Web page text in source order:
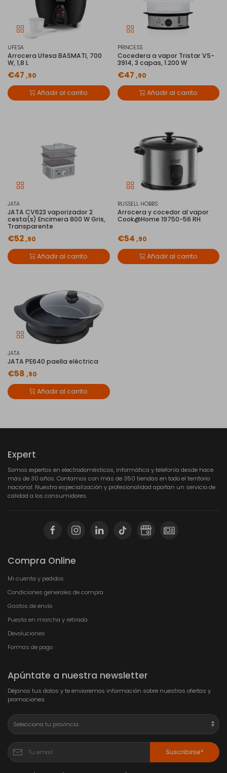
UFESA
Arrocera Ufesa BASMATI, 700
W, 1,8 L
€47 ,90
Añadir al carrito
PRINCESS
Cocedera a vapor Tristar VS-
3914, 3 capas, 1.200 W
€47 ,90
Añadir al carrito
JATA
JATA CV623 vaporizador 2
cesta(s) Encimera 800 W Gris,
Transparente
€52,90
Añadir al carrito
RUSSELL HOBBS
Arrocera y cocedor al vapor
Cook@Home 19750-56 RH
€54 ,90
Añadir al carrito
JATA
JATA PE640 paella eléctrica
€58 ,90
Añadir al carrito
Expert
Somos expertos en electrodomésticos, informática y telefonía desde hace
más de 30 años. Contamos con más de 350 tiendas en todo el territorio
nacional. Nuestra especialización y profesionalidad aportan un servicio de
calidad a los consumidores.
Compra Online
Mi cuenta y pedidos
Condiciones generales de compra
Gastos de envío
Puesta en marcha y retirada
Devoluciones
Formas de pago
Apúntate a nuestra newsletter
Déjanos tus datos y te enviaremos información sobre nuestras ofertas y
promociones.
Suscribirse*